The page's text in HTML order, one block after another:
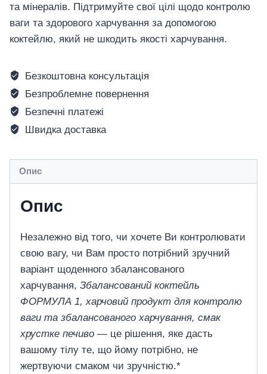
та мінералів. Підтримуйте свої цілі щодо контролю
ваги та здорового харчування за допомогою
коктейлю, який не шкодить якості харчування.
Безкоштовна консультація
Безпроблемне повернення
Безпечні платежі
Швидка доставка
Опис
Опис
Незалежно від того, чи хочете Ви контролювати
свою вагу, чи Вам просто потрібний зручний
варіант щоденного збалансованого
харчування, Збалансований коктейль
ФОРМУЛА 1, харчовий продукт для контролю
ваги та збалансованого харчування, смак
хрустке печиво — це рішення, яке дасть
вашому тілу те, що йому потрібно, не
жертвуючи смаком чи зручністю.*